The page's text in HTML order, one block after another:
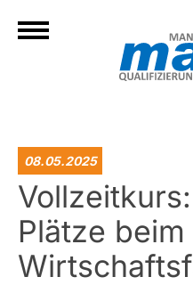
08.05.2025
Plätze beim